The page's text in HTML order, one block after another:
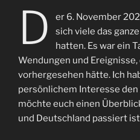
D
er 6. November
sich viele das
hatten. Es war ein
Wendungen und
vorhergesehen hätte. Ich
persönlichem Interesse
möchte euch einen
und Deutschland passiert